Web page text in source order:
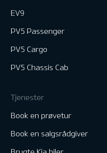
EV9
PV5 Passenger
PV5 Cargo
PV5 Chassis Cab
Tjenester
Book en prøvetur
Book en salgsrådgiver